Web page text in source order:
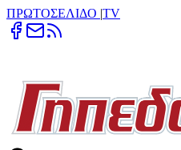
ΠΡΩΤΟΣΕΛΙΔΟ |TV